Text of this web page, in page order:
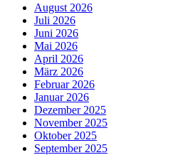
August 2026
Juli 2026
Juni 2026
Mai 2026
April 2026
März 2026
Februar 2026
Januar 2026
Dezember 2025
November 2025
Oktober 2025
September 2025